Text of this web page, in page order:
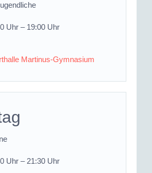
Uhr – 19:00 Uhr
Martinus-Gymnasium
Uhr – 21:30 Uhr